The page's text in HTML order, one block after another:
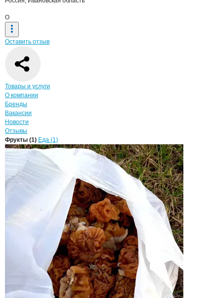
О
Оставить отзыв
Навигация по странице
Товары и услуги
О компании
Бренды
Вакансии
Новости
Отзывы
ПродукцияОПТ,
Навигация по продуктам
Фрукты (1) Еда (1)